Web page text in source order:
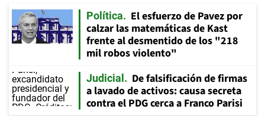
Política
El esfuerzo de Pavez por
calzar las matemáticas de Kast
frente al desmentido de los "218
mil robos violento"
Judicial
De falsificación de firmas
a lavado de activos: causa secreta
contra el PDG cerca a Franco Parisi